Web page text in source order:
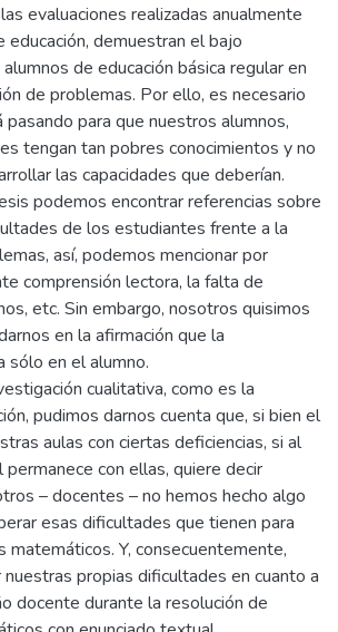
evaluaciones realizadas anualmente
demuestran el bajo
de educación básica regular en
de problemas. Por ello, es necesario
para que nuestros alumnos,
tengan tan pobres conocimientos y no
las capacidades que deberían.
podemos encontrar referencias sobre
de los estudiantes frente a la
así, podemos mencionar por
comprensión lectora, la falta de
etc. Sin embargo, nosotros quisimos
en la afirmación que la
sólo en el alumno.
cualitativa, como es la
pudimos darnos cuenta que, si bien el
aulas con ciertas deficiencias, si al
permanece con ellas, quiere decir
– docentes – no hemos hecho algo
esas dificultades que tienen para
matemáticos. Y, consecuentemente,
propias dificultades en cuanto a
docente durante la resolución de